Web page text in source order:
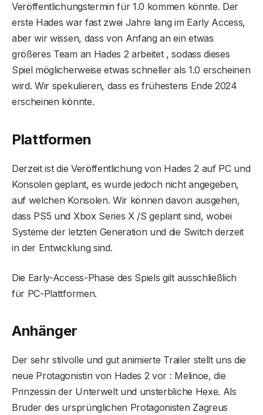
Veröffentlichungstermin für 1.0 kommen könnte. Der
erste Hades war fast zwei Jahre lang im Early Access,
aber wir wissen, dass von Anfang an ein etwas
größeres Team an Hades 2 arbeitet , sodass dieses
Spiel möglicherweise etwas schneller als 1.0 erscheinen
wird. Wir spekulieren, dass es frühestens Ende 2024
erscheinen könnte.
Plattformen
Derzeit ist die Veröffentlichung von Hades 2 auf PC und
Konsolen geplant, es wurde jedoch nicht angegeben,
auf welchen Konsolen. Wir können davon ausgehen,
dass PS5 und Xbox Series X /S geplant sind, wobei
Systeme der letzten Generation und die Switch derzeit
in der Entwicklung sind.
Die Early-Access-Phase des Spiels gilt ausschließlich
für PC-Plattformen.
Anhänger
Der sehr stilvolle und gut animierte Trailer stellt uns die
neue Protagonistin von Hades 2 vor : Melinoe, die
Prinzessin der Unterwelt und unsterbliche Hexe. Als
Bruder des ursprünglichen Protagonisten Zagreus